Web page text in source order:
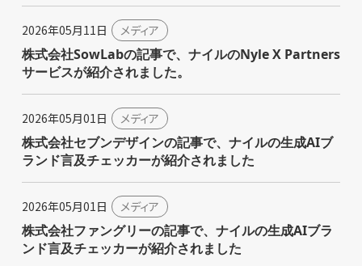
2026年05月11日 メディア
株式会社SowLabの記事で、ナイルのNyle X Partners
サービスが紹介されました。
2026年05月01日 メディア
株式会社セブンデザインの記事で、ナイルの生成AIブ
ランド言及チェッカーが紹介されました
2026年05月01日 メディア
株式会社ファングリーの記事で、ナイルの生成AIブラ
ンド言及チェッカーが紹介されました